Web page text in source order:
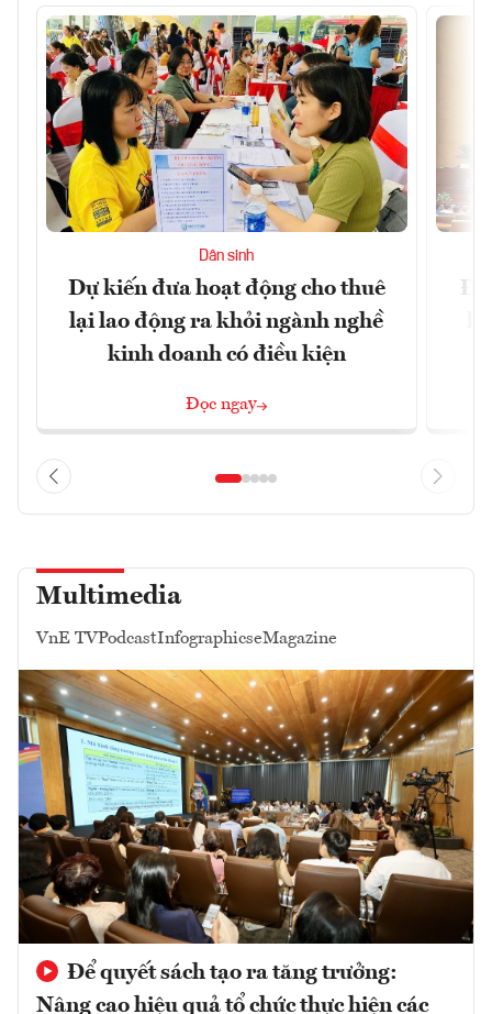
Dân sinh
Dự kiến đưa hoạt động cho thuê
lại lao động ra khỏi ngành nghề
kinh doanh có điều kiện
Đọc ngay
Đề
Multimedia
VnE TVPodcastInfographicseMagazine
Để quyết sách tạo ra tăng trưởng:
Nâng cao hiệu quả tổ chức thực hiện các